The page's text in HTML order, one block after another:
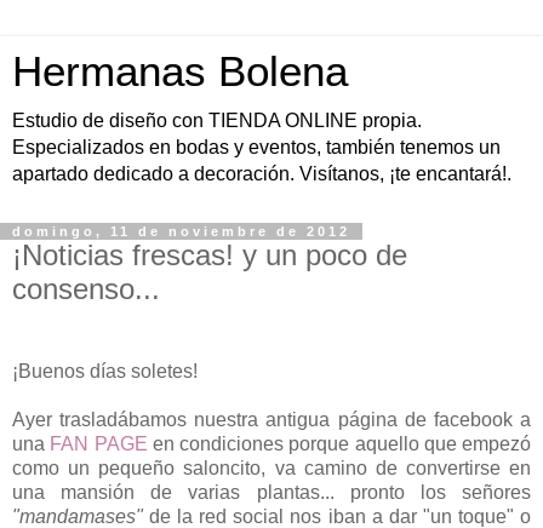
Hermanas Bolena
Estudio de diseño con TIENDA ONLINE propia.
Especializados en bodas y eventos, también tenemos un
apartado dedicado a decoración. Visítanos, ¡te encantará!.
domingo, 11 de noviembre de 2012
¡Noticias frescas! y un poco de
consenso...
¡Buenos días soletes!
Ayer trasladábamos nuestra antigua página de facebook a
una FAN PAGE en condiciones porque aquello que empezó
como un pequeño saloncito, va camino de convertirse en
una mansión de varias plantas... pronto los señores
"mandamases" de la red social nos iban a dar "un toque" o